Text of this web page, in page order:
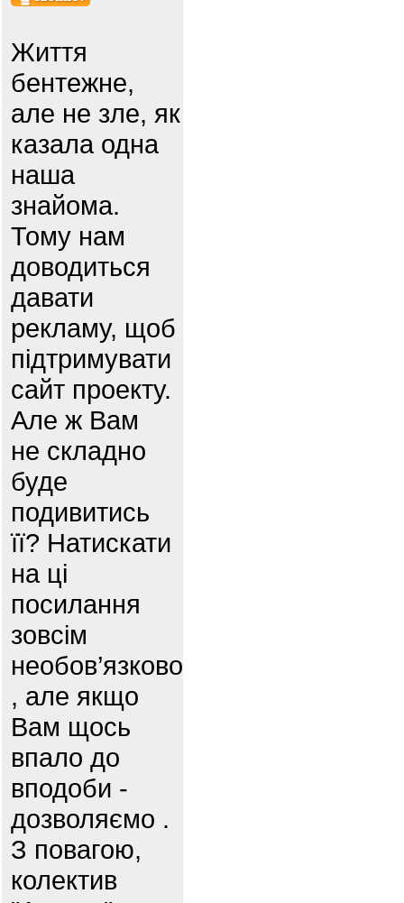
Життя
бентежне,
але не зле, як
казала одна
наша
знайома.
Тому нам
доводиться
давати
рекламу, щоб
підтримувати
сайт проекту.
Але ж Вам
не складно
буде
подивитись
її? Натискати
на ці
посилання
зовсім
необов’язково
, але якщо
Вам щось
впало до
вподоби -
дозволяємо .
З повагою,
колектив